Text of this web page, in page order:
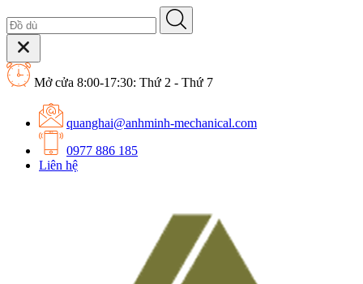
Mở cửa 8:00-17:30: Thứ 2 - Thứ 7
quanghai@anhminh-mechanical.com
0977 886 185
Liên hệ